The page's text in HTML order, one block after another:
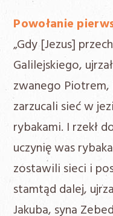
Powołanie
„Gdy [Jezus]
Galilejskiego,
zwanego
zarzucali sieć w
rybakami. I rzekł
uczynię was
zostawili sieci i
stamtąd dalej,
Jakuba, syna